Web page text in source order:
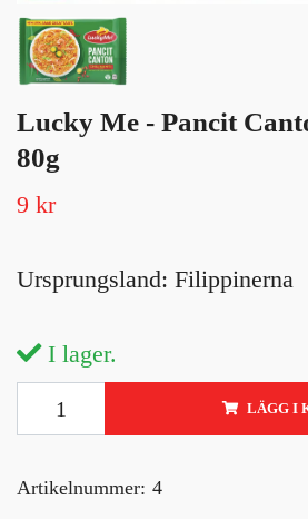
Lucky Me - Pancit
80g
9 kr
Ursprungsland: Filippinerna
I lager.
LÄGG I
Artikelnummer: 4